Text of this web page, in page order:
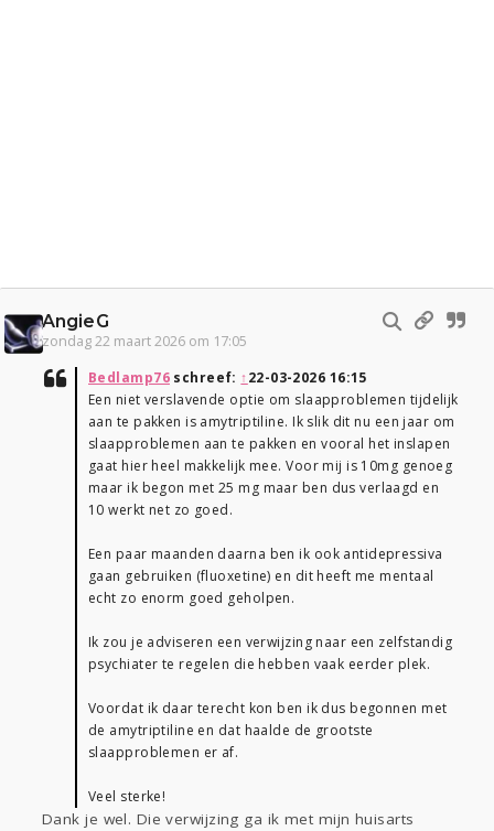
AngieG
zondag 22 maart 2026 om 17:05
Bedlamp76schreef: ↑22-03-2026 16:15
Een niet verslavende optie om slaapproblemen tijdelijk
aan te pakken is amytriptiline. Ik slik dit nu een jaar om
slaapproblemen aan te pakken en vooral het inslapen
gaat hier heel makkelijk mee. Voor mij is 10mg genoeg
maar ik begon met 25 mg maar ben dus verlaagd en
10 werkt net zo goed.
Een paar maanden daarna ben ik ook antidepressiva
gaan gebruiken (fluoxetine) en dit heeft me mentaal
echt zo enorm goed geholpen.
Ik zou je adviseren een verwijzing naar een zelfstandig
psychiater te regelen die hebben vaak eerder plek.
Voordat ik daar terecht kon ben ik dus begonnen met
de amytriptiline en dat haalde de grootste
slaapproblemen er af.
Veel sterke!
Dank je wel. Die verwijzing ga ik met mijn huisarts